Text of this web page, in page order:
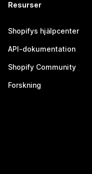
Resurser
Shopifys hjälpcenter
API-dokumentation
Shopify Community
Forskning